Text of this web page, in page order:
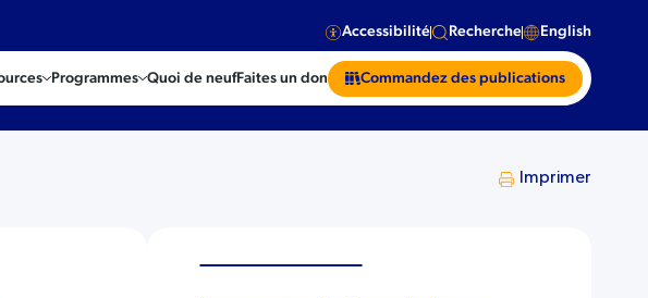
Accessibilité Recherche English
Programmes Quoi de neufFaites un don Commandez des publications
Imprimer